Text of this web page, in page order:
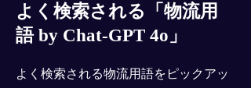
よく検索される「物流用
語 by Chat-GPT 4o」
よく検索される物流用語をピックアッ